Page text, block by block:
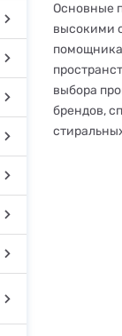
Основные
высокими
выбора
брендов,